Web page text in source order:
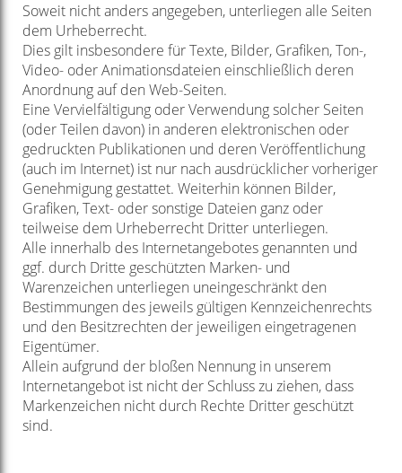
Soweit nicht anders angegeben, unterliegen alle Seiten
dem Urheberrecht.
Dies gilt insbesondere für Texte, Bilder, Grafiken, Ton-,
Video- oder Animationsdateien einschließlich deren
Anordnung auf den Web-Seiten.
Eine Vervielfältigung oder Verwendung solcher Seiten
(oder Teilen davon) in anderen elektronischen oder
gedruckten Publikationen und deren Veröffentlichung
(auch im Internet) ist nur nach ausdrücklicher vorheriger
Genehmigung gestattet. Weiterhin können Bilder,
Grafiken, Text- oder sonstige Dateien ganz oder
teilweise dem Urheberrecht Dritter unterliegen.
Alle innerhalb des Internetangebotes genannten und
ggf. durch Dritte geschützten Marken- und
Warenzeichen unterliegen uneingeschränkt den
Bestimmungen des jeweils gültigen Kennzeichenrechts
und den Besitzrechten der jeweiligen eingetragenen
Eigentümer.
Allein aufgrund der bloßen Nennung in unserem
Internetangebot ist nicht der Schluss zu ziehen, dass
Markenzeichen nicht durch Rechte Dritter geschützt
sind.